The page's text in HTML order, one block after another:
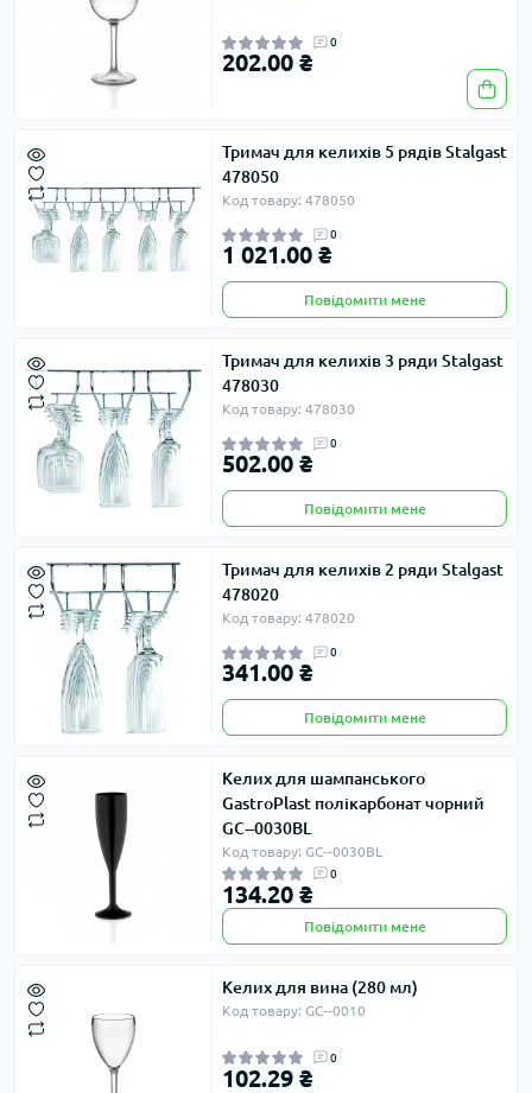
0
202.00 ₴
Тримач для келихів 5 рядів Stalgast
478050
Код товару: 478050
0
1 021.00 ₴
Повідомити мене
Тримач для келихів 3 ряди Stalgast
478030
Код товару: 478030
0
502.00 ₴
Повідомити мене
Тримач для келихів 2 ряди Stalgast
478020
Код товару: 478020
0
341.00 ₴
Повідомити мене
Келих для шампанського
GastroPlast полікарбонат чорний
GC--0030BL
Код товару: GC--0030BL
0
134.20 ₴
Повідомити мене
Келих для вина (280 мл)
Код товару: GC--0010
0
102.29 ₴